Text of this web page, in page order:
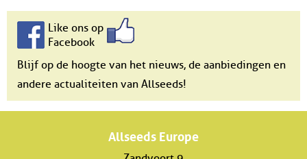
Like ons op
Facebook
Blijf op de hoogte van het nieuws, de aanbiedingen en
andere actualiteiten van Allseeds!
Allseeds Europe